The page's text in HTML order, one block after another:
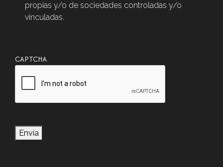
propias y/o de sociedades controladas y/o
vinculadas.
CAPTCHA
Envía